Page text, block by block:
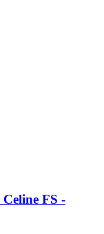
Celine FS -​